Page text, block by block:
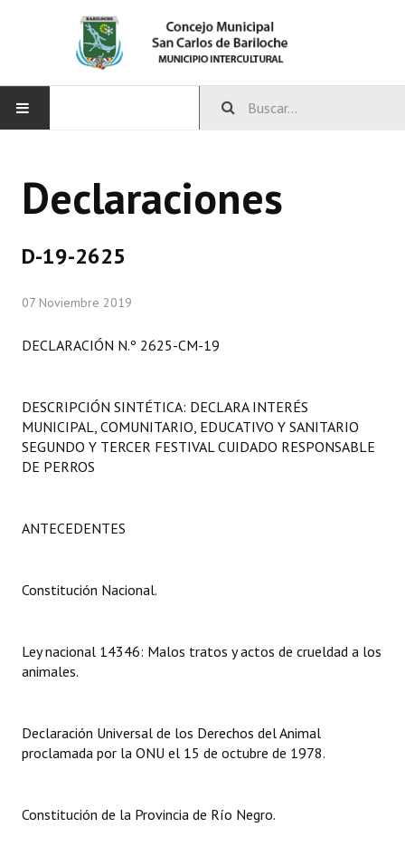
CONCEJO
Comisiones Especiales
Programas
LEGISLACIÓN
Digesto
DOCUMENTOS
Proyectos Presentados
Declaraciones
D-19-2625
07 Noviembre 2019
DECLARACIÓN N.º 2625-CM-19
DESCRIPCIÓN SINTÉTICA: DECLARA INTERÉS
MUNICIPAL, COMUNITARIO, EDUCATIVO Y SANITARIO
SEGUNDO Y TERCER FESTIVAL CUIDADO RESPONSABLE
DE PERROS
ANTECEDENTES
Constitución Nacional.
Ley nacional 14346: Malos tratos y actos de crueldad a los
animales.
Declaración Universal de los Derechos del Animal
proclamada por la ONU el 15 de octubre de 1978.
Constitución de la Provincia de Río Negro.